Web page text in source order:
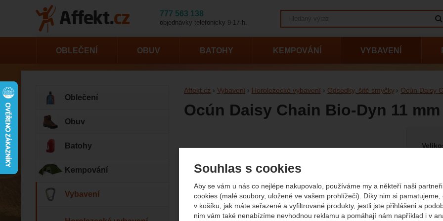
Souhlas s cookies
Aby se vám u nás co nejlépe nakupovalo, používáme my a někteří naši partneři
cookies (malé soubory, uložené ve vašem prohlížeči). Díky nim si pamatujeme,
v košíku, jak máte seřazené a vyfiltrované produkty, jestli jste přihlášeni a
nim vám také nenabízíme nevhodnou reklamu a pomáhají nám například i v
Affekt.cz Vybavení Horolezecké vybavení Odsedky, šité smyčky Ocún Daisy
Ocún Daisy Chain Bio-Dyn 11 mm
Fotografie
předchozí
OBLEČENÍ OBUV BATOHY KEMPOVÁNÍ VYBAVENÍ
Oblečení
Obuv
Batohy
Kempování
Vybavení
777 563 138
objednávky telefonicky 9-17 h.